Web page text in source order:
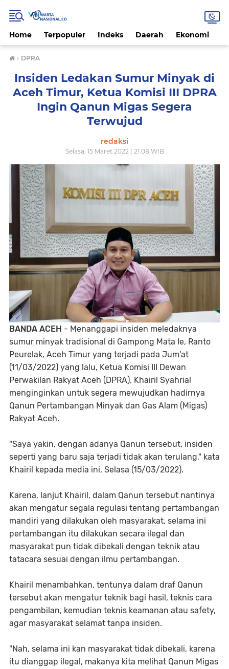
Home Terpopuler Indeks Daerah Ekonomi
› DPRA
Insiden Ledakan Sumur Minyak di
Aceh Timur, Ketua Komisi III DPRA
Ingin Qanun Migas Segera
Terwujud
redaksi
Selasa, 15 Maret 2022 | 21.08 WIB
BANDA ACEH - Menanggapi insiden meledaknya
sumur minyak tradisional di Gampong Mata Ie, Ranto
Peurelak, Aceh Timur yang terjadi pada Jum'at
(11/03/2022) yang lalu, Ketua Komisi III Dewan
Perwakilan Rakyat Aceh (DPRA), Khairil Syahrial
menginginkan untuk segera mewujudkan hadirnya
Qanun Pertambangan Minyak dan Gas Alam (Migas)
Rakyat Aceh.
"Saya yakin, dengan adanya Qanun tersebut, insiden
seperti yang baru saja terjadi tidak akan terulang," kata
Khairil kepada media ini, Selasa (15/03/2022).
Karena, lanjut Khairil, dalam Qanun tersebut nantinya
akan mengatur segala regulasi tentang pertambangan
mandiri yang dilakukan oleh masyarakat, selama ini
pertambangan itu dilakukan secara ilegal dan
masyarakat pun tidak dibekali dengan teknik atau
tatacara sesuai dengan ilmu pertambangan.
Khairil menambahkan, tentunya dalam draf Qanun
tersebut akan mengatur teknik bagi hasil, teknis cara
pengambilan, kemudian teknis keamanan atau safety,
agar masyarakat selamat tanpa insiden.
"Nah, selama ini kan masyarakat tidak dibekali, karena
itu dianggap ilegal, makanya kita melihat Qanun Migas